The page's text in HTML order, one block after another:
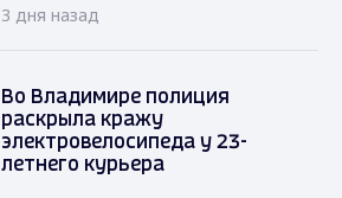
3 дня назад
Во Владимире полиция
раскрыла кражу
электровелосипеда у 23-
летнего курьера